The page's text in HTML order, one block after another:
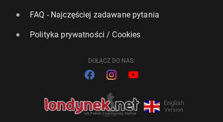
FAQ - Najczęściej zadawane pytania
Polityka prywatności / Cookies
DOŁĄCZ DO NAS:
English
Version